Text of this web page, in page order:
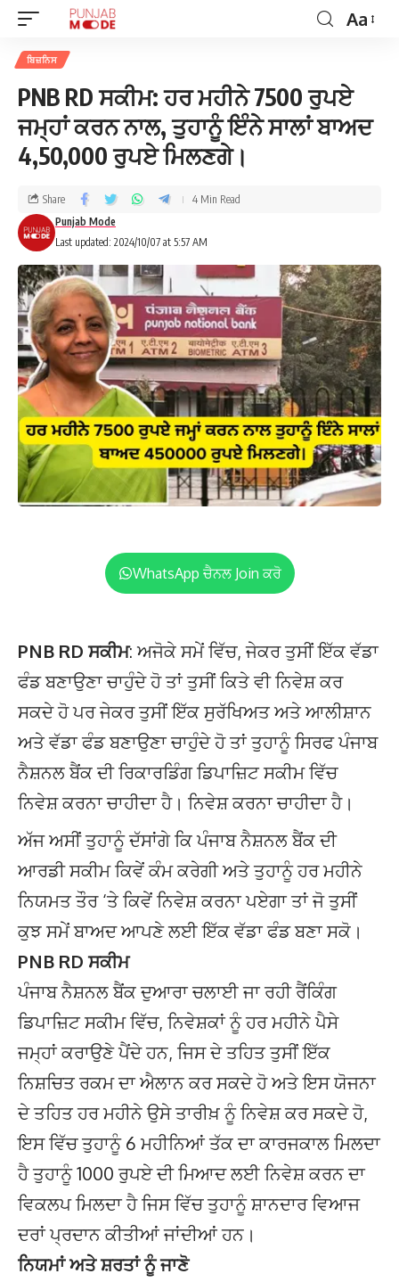
Aa
ਬਿਜ਼ਨਿਸ
PNB RD ਸਕੀਮ: ਹਰ ਮਹੀਨੇ 7500 ਰੁਪਏ
ਜਮ੍ਹਾਂ ਕਰਨ ਨਾਲ, ਤੁਹਾਨੂੰ ਇੰਨੇ ਸਾਲਾਂ ਬਾਅਦ
4,50,000 ਰੁਪਏ ਮਿਲਣਗੇ।
Last updated: 2024/10/07 at 5:57 AM
Punjab Mode
Share 4 Min Read
WhatsApp ਚੈਨਲ Join ਕਰੋ
PNB RD ਸਕੀਮ: ਅਜੋਕੇ ਸਮੇਂ ਵਿੱਚ, ਜੇਕਰ ਤੁਸੀਂ ਇੱਕ ਵੱਡਾ
ਫੰਡ ਬਣਾਉਣਾ ਚਾਹੁੰਦੇ ਹੋ ਤਾਂ ਤੁਸੀਂ ਕਿਤੇ ਵੀ ਨਿਵੇਸ਼ ਕਰ
ਸਕਦੇ ਹੋ ਪਰ ਜੇਕਰ ਤੁਸੀਂ ਇੱਕ ਸੁਰੱਖਿਅਤ ਅਤੇ ਆਲੀਸ਼ਾਨ
ਅਤੇ ਵੱਡਾ ਫੰਡ ਬਣਾਉਣਾ ਚਾਹੁੰਦੇ ਹੋ ਤਾਂ ਤੁਹਾਨੂੰ ਸਿਰਫ ਪੰਜਾਬ
ਨੈਸ਼ਨਲ ਬੈਂਕ ਦੀ ਰਿਕਾਰਡਿੰਗ ਡਿਪਾਜ਼ਿਟ ਸਕੀਮ ਵਿੱਚ
ਨਿਵੇਸ਼ ਕਰਨਾ ਚਾਹੀਦਾ ਹੈ। ਨਿਵੇਸ਼ ਕਰਨਾ ਚਾਹੀਦਾ ਹੈ।
ਅੱਜ ਅਸੀਂ ਤੁਹਾਨੂੰ ਦੱਸਾਂਗੇ ਕਿ ਪੰਜਾਬ ਨੈਸ਼ਨਲ ਬੈਂਕ ਦੀ
ਆਰਡੀ ਸਕੀਮ ਕਿਵੇਂ ਕੰਮ ਕਰੇਗੀ ਅਤੇ ਤੁਹਾਨੂੰ ਹਰ ਮਹੀਨੇ
ਨਿਯਮਤ ਤੌਰ ‘ਤੇ ਕਿਵੇਂ ਨਿਵੇਸ਼ ਕਰਨਾ ਪਏਗਾ ਤਾਂ ਜੋ ਤੁਸੀਂ
ਕੁਝ ਸਮੇਂ ਬਾਅਦ ਆਪਣੇ ਲਈ ਇੱਕ ਵੱਡਾ ਫੰਡ ਬਣਾ ਸਕੋ।
PNB RD ਸਕੀਮ
ਪੰਜਾਬ ਨੈਸ਼ਨਲ ਬੈਂਕ ਦੁਆਰਾ ਚਲਾਈ ਜਾ ਰਹੀ ਰੈਂਕਿੰਗ
ਡਿਪਾਜ਼ਿਟ ਸਕੀਮ ਵਿੱਚ, ਨਿਵੇਸ਼ਕਾਂ ਨੂੰ ਹਰ ਮਹੀਨੇ ਪੈਸੇ
ਜਮ੍ਹਾਂ ਕਰਾਉਣੇ ਪੈਂਦੇ ਹਨ, ਜਿਸ ਦੇ ਤਹਿਤ ਤੁਸੀਂ ਇੱਕ
ਨਿਸ਼ਚਿਤ ਰਕਮ ਦਾ ਐਲਾਨ ਕਰ ਸਕਦੇ ਹੋ ਅਤੇ ਇਸ ਯੋਜਨਾ
ਦੇ ਤਹਿਤ ਹਰ ਮਹੀਨੇ ਉਸੇ ਤਾਰੀਖ਼ ਨੂੰ ਨਿਵੇਸ਼ ਕਰ ਸਕਦੇ ਹੋ,
ਇਸ ਵਿੱਚ ਤੁਹਾਨੂੰ 6 ਮਹੀਨਿਆਂ ਤੱਕ ਦਾ ਕਾਰਜਕਾਲ ਮਿਲਦਾ
ਹੈ ਤੁਹਾਨੂੰ 1000 ਰੁਪਏ ਦੀ ਮਿਆਦ ਲਈ ਨਿਵੇਸ਼ ਕਰਨ ਦਾ
ਵਿਕਲਪ ਮਿਲਦਾ ਹੈ ਜਿਸ ਵਿੱਚ ਤੁਹਾਨੂੰ ਸ਼ਾਨਦਾਰ ਵਿਆਜ
ਦਰਾਂ ਪ੍ਰਦਾਨ ਕੀਤੀਆਂ ਜਾਂਦੀਆਂ ਹਨ।
ਨਿਯਮਾਂ ਅਤੇ ਸ਼ਰਤਾਂ ਨੂੰ ਜਾਣੋ